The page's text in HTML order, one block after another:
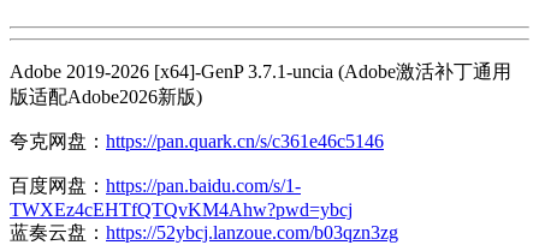
Adobe 2019-2026 [x64]-GenP 3.7.1-uncia (Adobe激活补丁通用
版适配Adobe2026新版)
夸克网盘： https://pan.quark.cn/s/c361e46c5146
百度网盘： https://pan.baidu.com/s/1-
TWXEz4cEHTfQTQvKM4Ahw?pwd=ybcj
蓝奏云盘： https://52ybcj.lanzoue.com/b03qzn3zg